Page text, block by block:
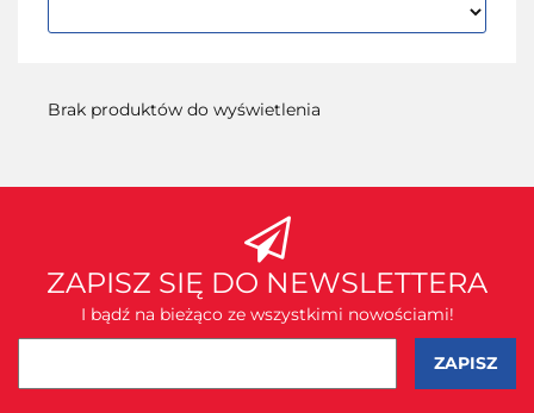
Brak produktów do wyświetlenia
ZAPISZ SIĘ DO NEWSLETTERA
I bądź na bieżąco ze wszystkimi nowościami!